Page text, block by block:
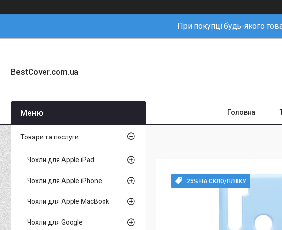
При покупці будь-якого
BestCover.com.ua
Головна
-25% НА СКЛО/ПЛІВКУ
Товари та послуги
Чохли для Apple iPad
Чохли для Apple iPhone
Чохли для Apple MacBook
Чохли для Google